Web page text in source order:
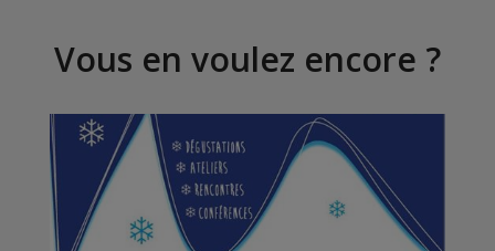
Vous en voulez encore ?